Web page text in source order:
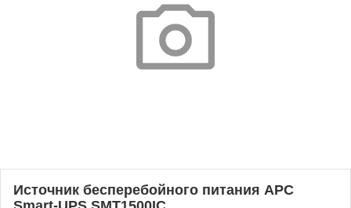
Источник бесперебойного питания APC